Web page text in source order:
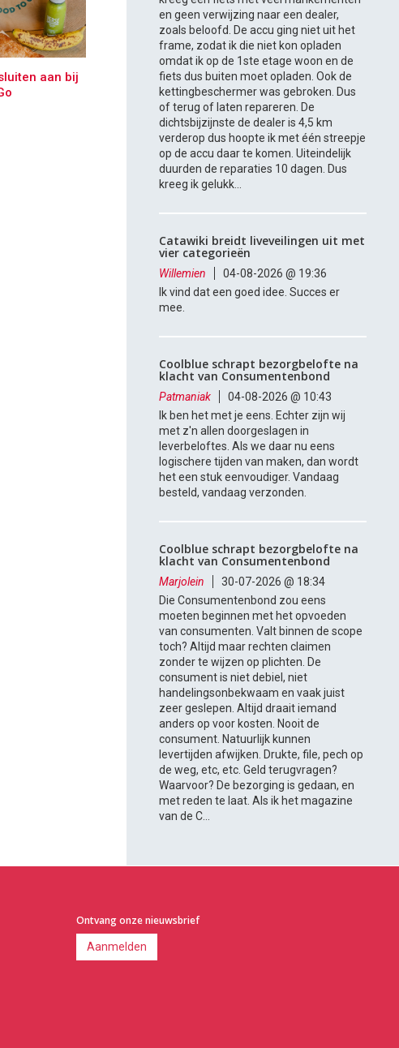
aan bij
en geen verwijzing naar een dealer,
zoals beloofd. De accu ging niet uit het
frame, zodat ik die niet kon opladen
omdat ik op de 1ste etage woon en de
fiets dus buiten moet opladen. Ook de
kettingbeschermer was gebroken. Dus
of terug of laten repareren. De
dichtsbijzijnste de dealer is 4,5 km
verderop dus hoopte ik met één streepje
op de accu daar te komen. Uiteindelijk
duurden de reparaties 10 dagen. Dus
kreeg ik gelukk...
Catawiki breidt liveveilingen uit met
vier categorieën
Willemien
04-08-2026 @ 19:36
Ik vind dat een goed idee. Succes er
mee.
Coolblue schrapt bezorgbelofte na
klacht van Consumentenbond
Patmaniak
04-08-2026 @ 10:43
Ik ben het met je eens. Echter zijn wij
met z'n allen doorgeslagen in
leverbeloftes. Als we daar nu eens
logischere tijden van maken, dan wordt
het een stuk eenvoudiger. Vandaag
besteld, vandaag verzonden.
Coolblue schrapt bezorgbelofte na
klacht van Consumentenbond
Marjolein
30-07-2026 @ 18:34
Die Consumentenbond zou eens
moeten beginnen met het opvoeden
van consumenten. Valt binnen de scope
toch? Altijd maar rechten claimen
zonder te wijzen op plichten. De
consument is niet debiel, niet
handelingsonbekwaam en vaak juist
zeer geslepen. Altijd draait iemand
anders op voor kosten. Nooit de
consument. Natuurlijk kunnen
levertijden afwijken. Drukte, file, pech op
de weg, etc, etc. Geld terugvragen?
Waarvoor? De bezorging is gedaan, en
met reden te laat. Als ik het magazine
van de C...
Ontvang onze nieuwsbrief
Aanmelden